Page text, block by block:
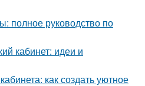
полное руководство по
кабинет: идеи и
как создать уютное